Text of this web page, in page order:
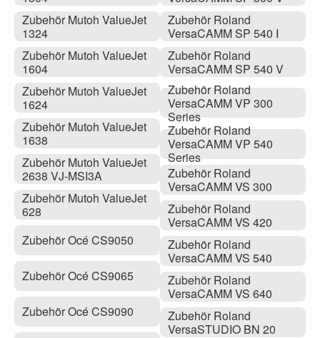
Zubehör Mutoh ValueJet
1324
Zubehör Mutoh ValueJet
1604
Zubehör Mutoh ValueJet
1624
Zubehör Mutoh ValueJet
1638
Zubehör Mutoh ValueJet
2638 VJ-MSI3A
Zubehör Mutoh ValueJet
628
Zubehör Océ CS9050
Zubehör Océ CS9065
Zubehör Océ CS9090
Zubehör Roland
VersaCAMM SP 540 I
Zubehör Roland
VersaCAMM SP 540 V
Zubehör Roland
VersaCAMM VP 300
Series
Zubehör Roland
VersaCAMM VP 540
Series
Zubehör Roland
VersaCAMM VS 300
Zubehör Roland
VersaCAMM VS 420
Zubehör Roland
VersaCAMM VS 540
Zubehör Roland
VersaCAMM VS 640
Zubehör Roland
VersaSTUDIO BN 20